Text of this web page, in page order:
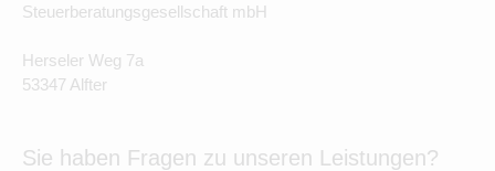
Steuerberatungsgesellschaft mbH
Herseler Weg 7a
53347 Alfter
Sie haben Fragen zu unseren Leistungen?